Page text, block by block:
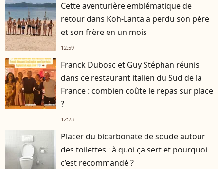
Cette aventurière emblématique de
retour dans Koh-Lanta a perdu son père
et son frère en un mois
12:59
Franck Dubosc et Guy Stéphan réunis
dans ce restaurant italien du Sud de la
France : combien coûte le repas sur place
?
12:23
Placer du bicarbonate de soude autour
des toilettes : à quoi ça sert et pourquoi
c’est recommandé ?